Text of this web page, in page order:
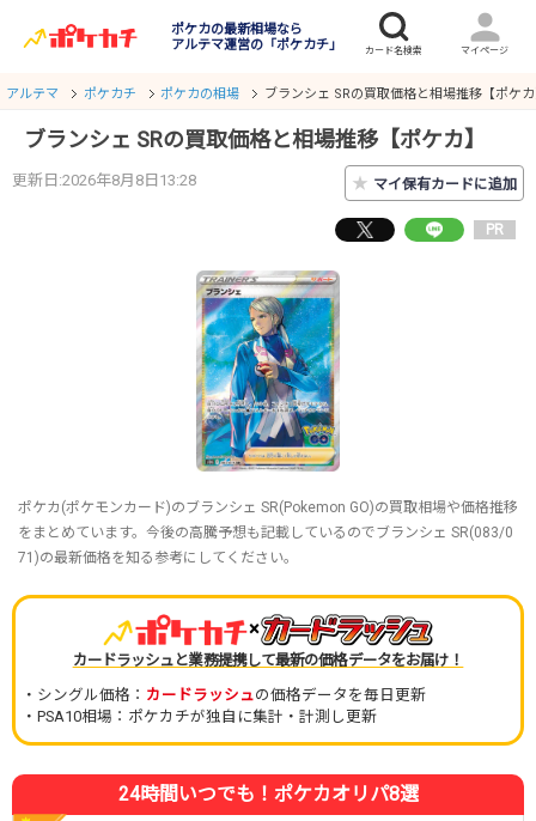
ポケカの最新相場なら
アルテマ運営の「ポケカチ」
アルテマ ポケカチ ポケカの相場 ブランシェ SRの買取価格と相場推移【ポケ
ブランシェ SRの買取価格と相場推移【ポケカ】
更新日:2026年8月8日13:28 ★ マイ保有カードに追加
PR
ポケカ(ポケモンカード)のブランシェ SR(Pokemon GO)の買取相場や価格推移
をまとめています。今後の高騰予想も記載しているのでブランシェ SR(083/0
71)の最新価格を知る参考にしてください。
×
カードラッシュと業務提携して最新の価格データをお届け！
・シングル価格： カードラッシュの価格データを毎日更新
・PSA10相場：ポケカチが独自に集計・計測し更新
24時間いつでも！ポケカオリパ8選